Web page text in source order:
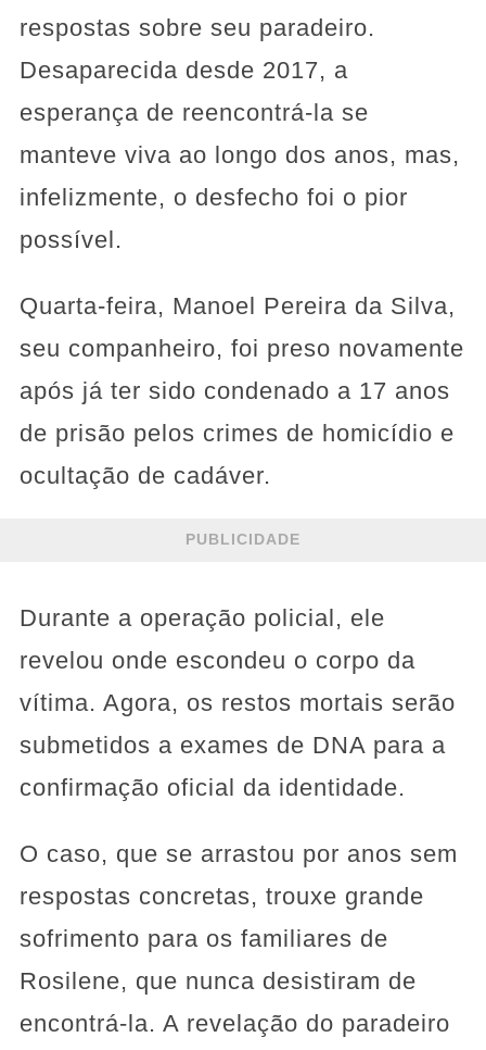
respostas sobre seu paradeiro.
Desaparecida desde 2017, a
esperança de reencontrá-la se
manteve viva ao longo dos anos, mas,
infelizmente, o desfecho foi o pior
possível.
Quarta-feira, Manoel Pereira da Silva,
seu companheiro, foi preso novamente
após já ter sido condenado a 17 anos
de prisão pelos crimes de homicídio e
ocultação de cadáver.
PUBLICIDADE
Durante a operação policial, ele
revelou onde escondeu o corpo da
vítima. Agora, os restos mortais serão
submetidos a exames de DNA para a
confirmação oficial da identidade.
O caso, que se arrastou por anos sem
respostas concretas, trouxe grande
sofrimento para os familiares de
Rosilene, que nunca desistiram de
encontrá-la. A revelação do paradeiro